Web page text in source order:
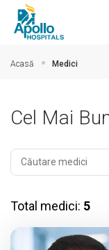
Acasă Medici
Cel Mai
Total medici: 5